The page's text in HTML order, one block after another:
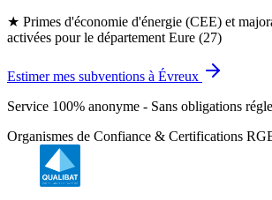
★ Primes d'économie d'énergie (CEE) et
activées pour le département Eure (27)
Estimer mes subventions à Évreux
Service 100% anonyme - Sans obligations
Organismes de Confiance & Certifications